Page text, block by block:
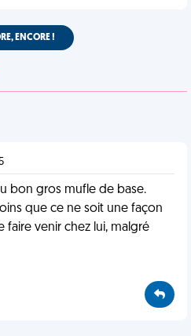
ENCORE !
bon gros mufle de base.
que ce ne soit une façon
venir chez lui, malgré